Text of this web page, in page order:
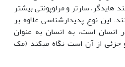
هایدگر، سارتر و مرلوپونتی بیشتر
این نوع پدیدارشناسی علاوه بر
انسان است، به انسان به عنوان
از آن است نگاه می­کند (مک